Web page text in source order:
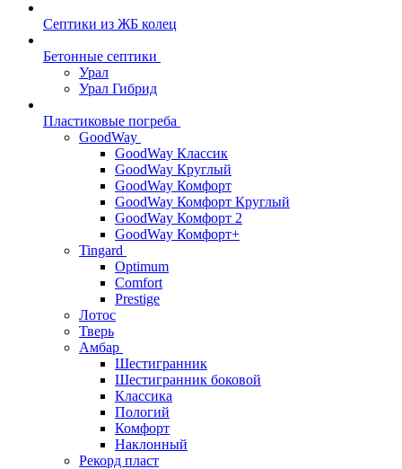
Септики из ЖБ колец
Бетонные септики
Урал
Урал Гибрид
Пластиковые погреба
GoodWay
GoodWay Классик
GoodWay Круглый
GoodWay Комфорт
GoodWay Комфорт Круглый
GoodWay Комфорт 2
GoodWay Комфорт+
Tingard
Optimum
Comfort
Prestige
Лотос
Тверь
Амбар
Шестигранник
Шестигранник боковой
Классика
Пологий
Комфорт
Наклонный
Рекорд пласт